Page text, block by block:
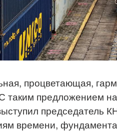
процветающая,
таким предложением
председатель
времени,